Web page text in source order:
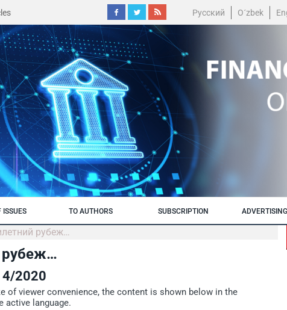
Русский O´zbek
ISSUES TO AUTHORS SUBSCRIPTION ADVERTISING
рубеж…
рубеж…
4/2020
of viewer convenience, the content is shown below in the
active language.